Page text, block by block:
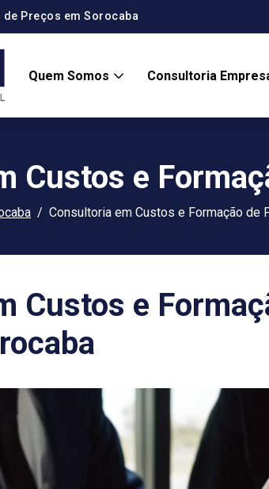
Preços em Sorocaba
Quem Somos Consultoria
Custos e
Consultoria em Custos e Formação de
Custos e